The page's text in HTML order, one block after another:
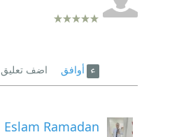
أوافق اضف تعليق
Eslam Ramadan